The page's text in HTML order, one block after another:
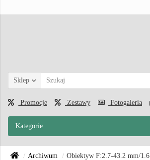
Sklep
Promocje Zestawy Fotogaleria
Kategorie
Archiwum Obiektyw F:2.7-43.2 mm/1.6